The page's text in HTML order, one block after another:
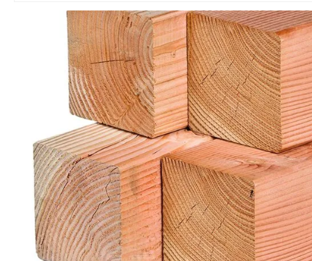
elige la mejor
próximo
ahora y
y resistencia
Douglas!